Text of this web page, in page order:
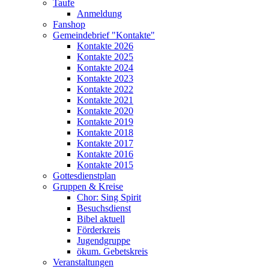
Taufe
Anmeldung
Fanshop
Gemeindebrief "Kontakte"
Kontakte 2026
Kontakte 2025
Kontakte 2024
Kontakte 2023
Kontakte 2022
Kontakte 2021
Kontakte 2020
Kontakte 2019
Kontakte 2018
Kontakte 2017
Kontakte 2016
Kontakte 2015
Gottesdienstplan
Gruppen & Kreise
Chor: Sing Spirit
Besuchsdienst
Bibel aktuell
Förderkreis
Jugendgruppe
ökum. Gebetskreis
Veranstaltungen